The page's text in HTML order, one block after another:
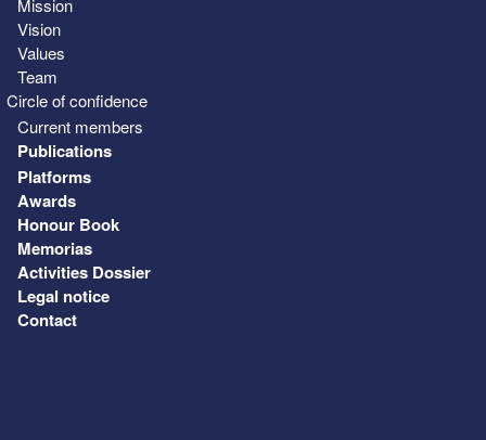
Mission
Vision
Values
Team
Circle of confidence
Current members
Publications
Platforms
Awards
Honour Book
Memorias
Activities Dossier
Legal notice
Contact